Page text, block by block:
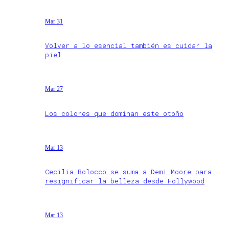
Mar 31
Volver a lo esencial también es cuidar la
piel
Mar 27
Los colores que dominan este otoño
Mar 13
Cecilia Bolocco se suma a Demi Moore para
resignificar la belleza desde Hollywood
Mar 13